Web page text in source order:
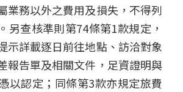
務
業務以外之費用及損失，不得列
另查核準則第74條第1款規定，
示詳載逐日前往地點、訪洽對象
報告單及相關文件，足資證明與
以認定；同條第3款亦規定旅費